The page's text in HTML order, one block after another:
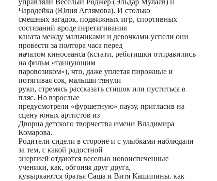
управляли Веселый Роджер (Эльдар Мулаев) и
Чародейка (Юлия Аглямова). И столько
смешных загадок, подвижных игр, спортивных
состязаний вроде перетягивания
каната между мальчиками и девочками успели они
провести за полтора часа перед
началом киносеанса (кстати, ребятишки отправились
на фильм «танцующим
паровозиком»), что, даже уплетая пирожные и
потягивая сок, малыши тянули
руки, стремясь рассказать стишок или пуститься в
пляс. Но взрослые
предусмотрели «фуршетную» паузу, пригласив на
сцену юных артистов из
Дворца детского творчества имени Владимира
Комарова.
Родители сидели в стороне и с улыбками наблюдали
за тем, с какой радостной
энергией отдаются веселью новоиспеченные
ученики, как, обгоняя друг друга,
кувыркаются братья Саша и Витя Кашипины. как